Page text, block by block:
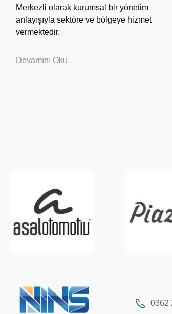
Merkezli olarak kurumsal bir yönetim
anlayışıyla sektöre ve bölgeye hizmet
vermektedir.
Devamını Oku
0362